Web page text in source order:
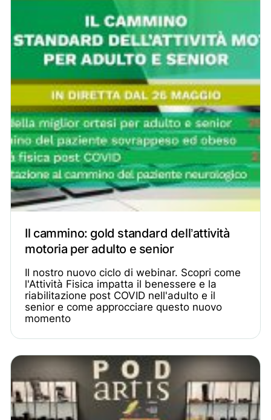
Il cammino: gold standard dell’attività
motoria per adulto e senior
Il nostro nuovo ciclo di webinar. Scopri come
l'Attività Fisica impatta il benessere e la
riabilitazione post COVID nell'adulto e il
senior e come approcciare questo nuovo
momento